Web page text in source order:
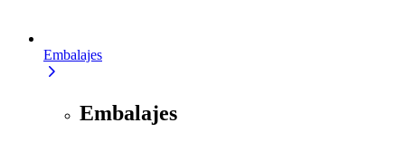
Embalajes
Embalajes